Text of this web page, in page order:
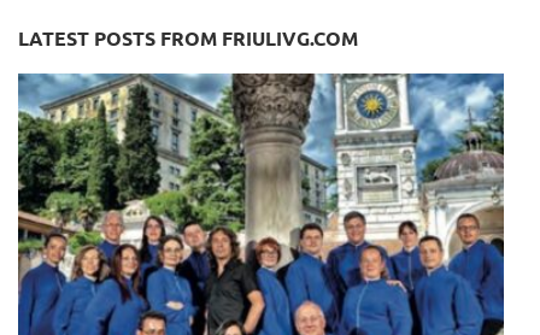
LATEST POSTS FROM FRIULIVG.COM